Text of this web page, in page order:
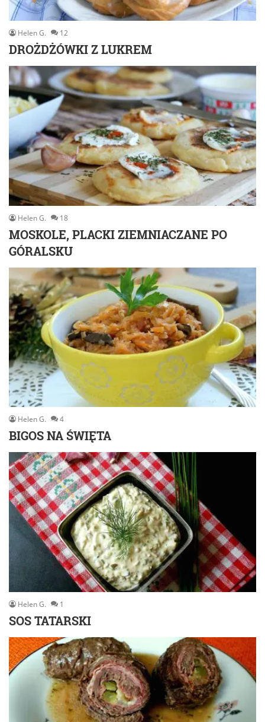
Helen G. 12
DROŻDŻÓWKI Z LUKREM
Helen G. 18
MOSKOLE, PLACKI ZIEMNIACZANE PO
GÓRALSKU
Helen G. 4
BIGOS NA ŚWIĘTA
Helen G. 1
SOS TATARSKI